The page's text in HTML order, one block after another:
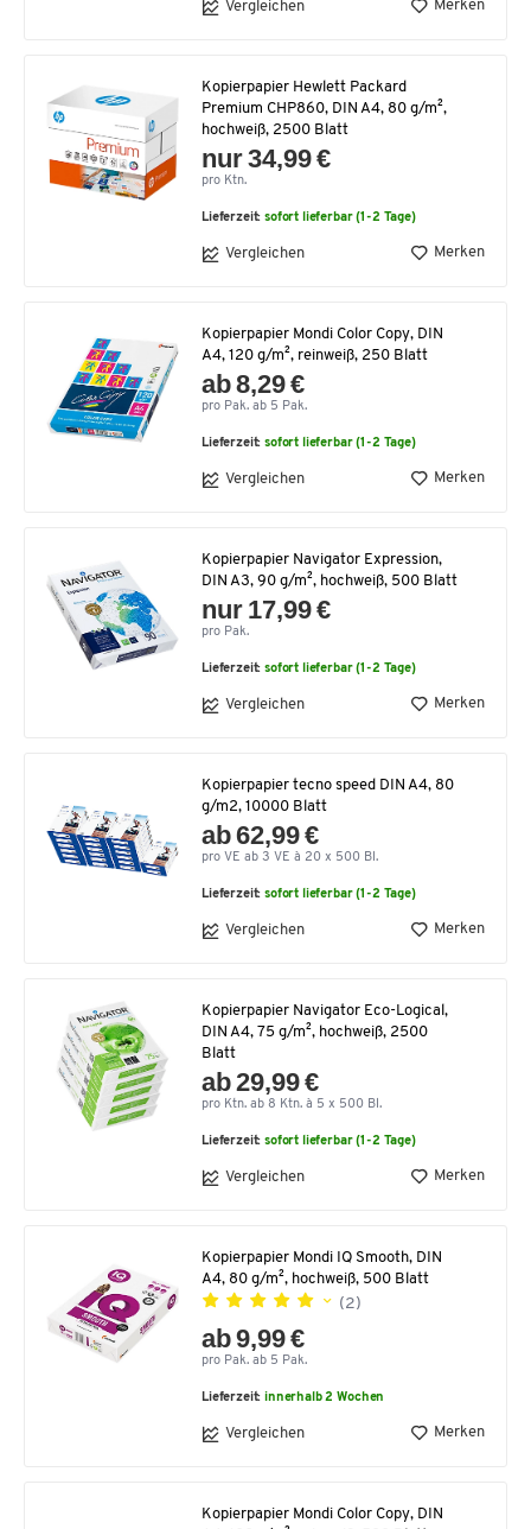
Vergleichen Merken
Kopierpapier Hewlett Packard
Premium CHP860, DIN A4, 80 g/m²,
hochweiß, 2500 Blatt
nur 34,99 €
pro Ktn.
Lieferzeit:sofort lieferbar (1-2 Tage)
Vergleichen Merken
Kopierpapier Mondi Color Copy, DIN
A4, 120 g/m², reinweiß, 250 Blatt
ab 8,29 €
pro Pak. ab 5 Pak.
Lieferzeit:sofort lieferbar (1-2 Tage)
Vergleichen Merken
Kopierpapier Navigator Expression,
DIN A3, 90 g/m², hochweiß, 500 Blatt
nur 17,99 €
pro Pak.
Lieferzeit:sofort lieferbar (1-2 Tage)
Vergleichen Merken
Kopierpapier tecno speed DIN A4, 80
g/m2, 10000 Blatt
ab 62,99 €
pro VE ab 3 VE à 20 x 500 Bl.
Lieferzeit:sofort lieferbar (1-2 Tage)
Vergleichen Merken
Kopierpapier Navigator Eco-Logical,
DIN A4, 75 g/m², hochweiß, 2500
Blatt
ab 29,99 €
pro Ktn. ab 8 Ktn. à 5 x 500 Bl.
Lieferzeit:sofort lieferbar (1-2 Tage)
Vergleichen Merken
Kopierpapier Mondi IQ Smooth, DIN
A4, 80 g/m², hochweiß, 500 Blatt
(2)
ab 9,99 €
pro Pak. ab 5 Pak.
Lieferzeit:innerhalb 2 Wochen
Vergleichen Merken
Kopierpapier Mondi Color Copy, DIN